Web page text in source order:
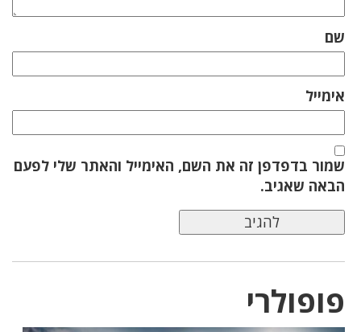
שם
אימייל
שמור בדפדפן זה את השם, האימייל והאתר שלי לפעם
הבאה שאגיב.
פופולרי